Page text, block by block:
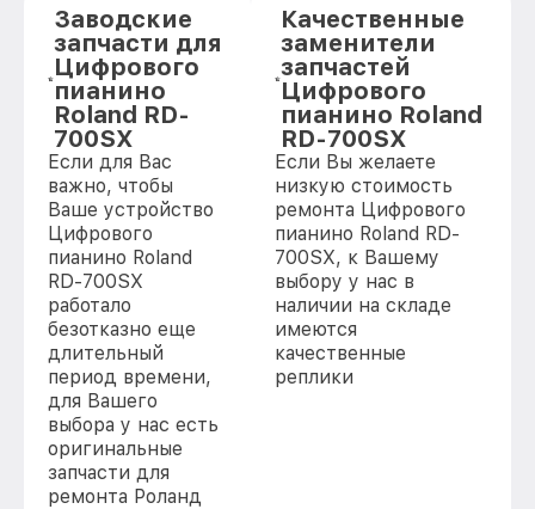
Заводские
запчасти для
Цифрового
пианино
Roland RD-
700SX
Если для Вас
важно, чтобы
Ваше устройство
Цифрового
пианино Roland
RD-700SX
работало
безотказно еще
длительный
период времени,
для Вашего
выбора у нас есть
оригинальные
запчасти для
ремонта Роланд
Качественные
заменители
запчастей
Цифрового
пианино Roland
RD-700SX
Если Вы желаете
низкую стоимость
ремонта Цифрового
пианино Roland RD-
700SX, к Вашему
выбору у нас в
наличии на складе
имеются
качественные
реплики